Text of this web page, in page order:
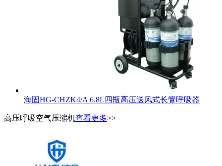
海固HG-CHZK4/A 6.8L四瓶高压送风式长管呼吸器
高压呼吸空气压缩机查看更多>>